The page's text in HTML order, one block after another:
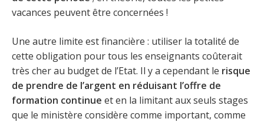
vacances peuvent être concernées !
Une autre limite est financière : utiliser la totalité de
cette obligation pour tous les enseignants coûterait
très cher au budget de l’Etat. Il y a cependant le risque
de prendre de l’argent en réduisant l’offre de
formation continue et en la limitant aux seuls stages
que le ministère considère comme important, comme